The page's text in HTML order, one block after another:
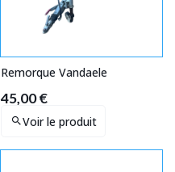
Remorque Vandaele
45,00 €
Voir le produit